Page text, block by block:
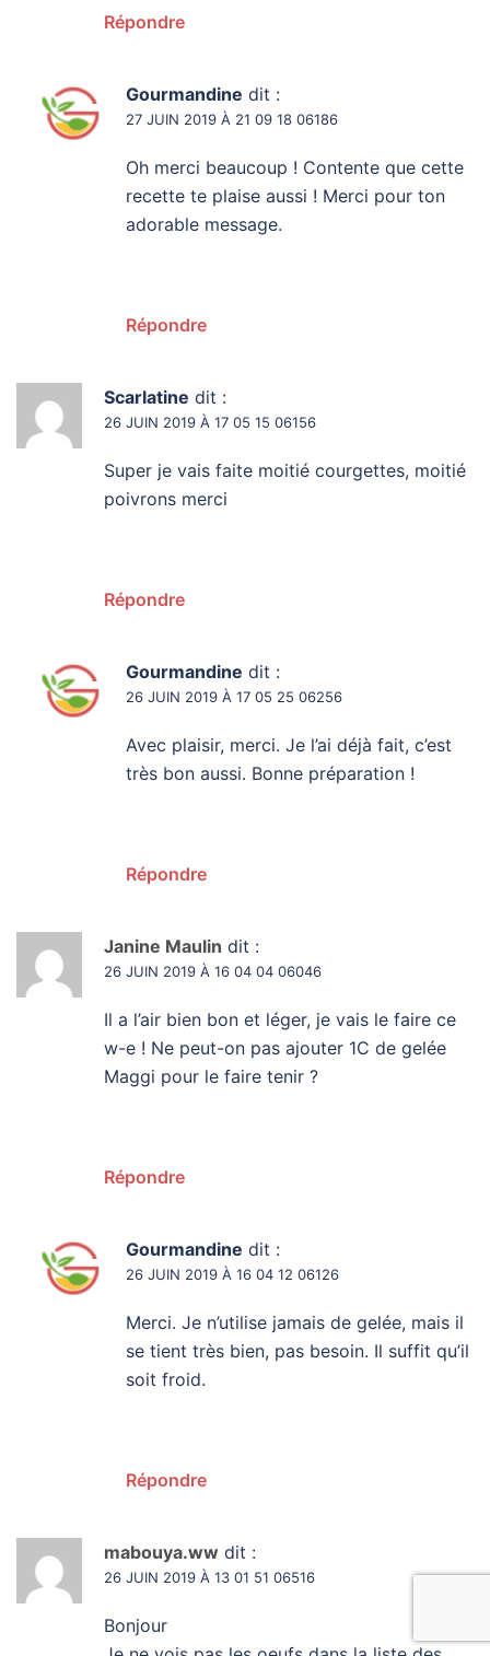
Répondre
Gourmandine dit :
27 JUIN 2019 À 21 09 18 06186
Oh merci beaucoup ! Contente que cette
recette te plaise aussi ! Merci pour ton
adorable message.
Répondre
Scarlatine dit :
26 JUIN 2019 À 17 05 15 06156
Super je vais faite moitié courgettes, moitié
poivrons merci
Répondre
Gourmandine dit :
26 JUIN 2019 À 17 05 25 06256
Avec plaisir, merci. Je l’ai déjà fait, c’est
très bon aussi. Bonne préparation !
Répondre
Janine Maulin dit :
26 JUIN 2019 À 16 04 04 06046
Il a l’air bien bon et léger, je vais le faire ce
w-e ! Ne peut-on pas ajouter 1C de gelée
Maggi pour le faire tenir ?
Répondre
Gourmandine dit :
26 JUIN 2019 À 16 04 12 06126
Merci. Je n’utilise jamais de gelée, mais il
se tient très bien, pas besoin. Il suffit qu’il
soit froid.
Répondre
mabouya.ww dit :
26 JUIN 2019 À 13 01 51 06516
Bonjour